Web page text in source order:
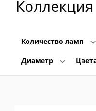
Количество ламп
Диаметр